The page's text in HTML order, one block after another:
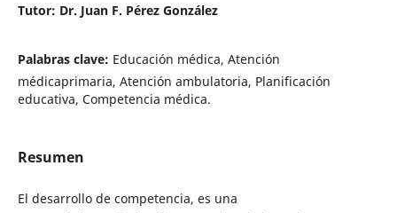
Tutor: Dr. Juan F. Pérez González
Palabras clave: Educación médica, Atención
médicaprimaria, Atención ambulatoria, Planificación
educativa, Competencia médica.
Resumen
El desarrollo de competencia, es una